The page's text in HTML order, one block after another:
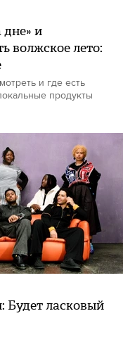
дне» и
волжское лето:
и где есть
продукты
Будет ласковый